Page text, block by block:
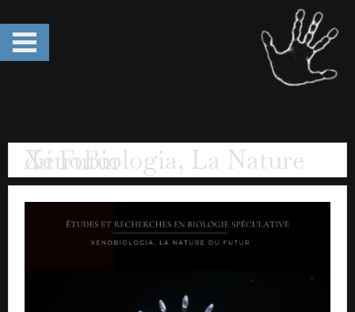
XénoBiologia, La Nature du Futur